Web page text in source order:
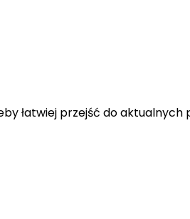
łatwiej przejść do aktualnych